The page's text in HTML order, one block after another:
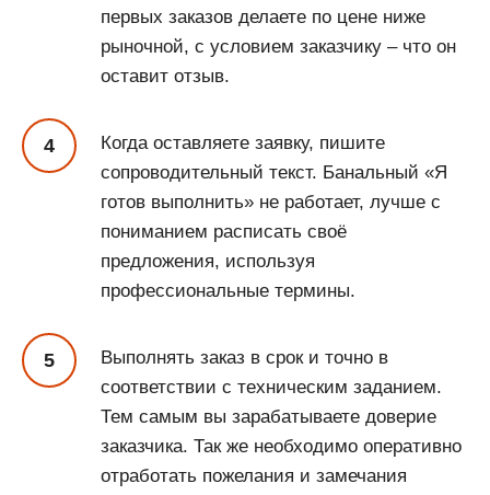
первых заказов делаете по цене ниже
рыночной, с условием заказчику – что он
оставит отзыв.
Когда оставляете заявку, пишите
сопроводительный текст. Банальный «Я
готов выполнить» не работает, лучше с
пониманием расписать своё
предложения, используя
профессиональные термины.
Выполнять заказ в срок и точно в
соответствии с техническим заданием.
Тем самым вы зарабатываете доверие
заказчика. Так же необходимо оперативно
отработать пожелания и замечания